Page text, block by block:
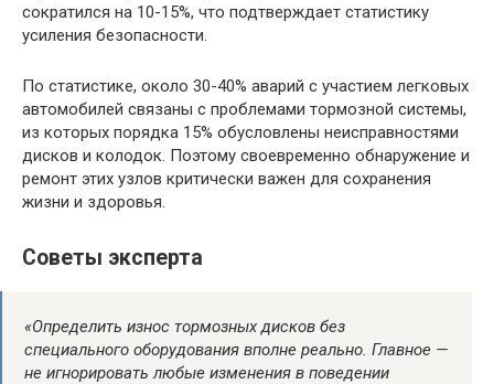
сократился на 10-15%, что подтверждает статистику
усиления безопасности.
По статистике, около 30-40% аварий с участием легковых
автомобилей связаны с проблемами тормозной системы,
из которых порядка 15% обусловлены неисправностями
дисков и колодок. Поэтому своевременно обнаружение и
ремонт этих узлов критически важен для сохранения
жизни и здоровья.
Советы эксперта
«Определить износ тормозных дисков без
специального оборудования вполне реально. Главное —
не игнорировать любые изменения в поведении